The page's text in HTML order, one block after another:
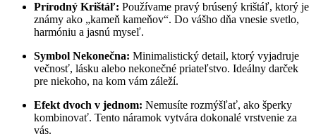
Prírodný Krištáľ: Používame pravý brúsený krištáľ, ktorý je
známy ako „kameň kameňov“. Do vášho dňa vnesie svetlo,
harmóniu a jasnú myseľ.
Symbol Nekonečna: Minimalistický detail, ktorý vyjadruje
večnosť, lásku alebo nekonečné priateľstvo. Ideálny darček
pre niekoho, na kom vám záleží.
Efekt dvoch v jednom: Nemusíte rozmýšľať, ako šperky
kombinovať. Tento náramok vytvára dokonalé vrstvenie za
vás.